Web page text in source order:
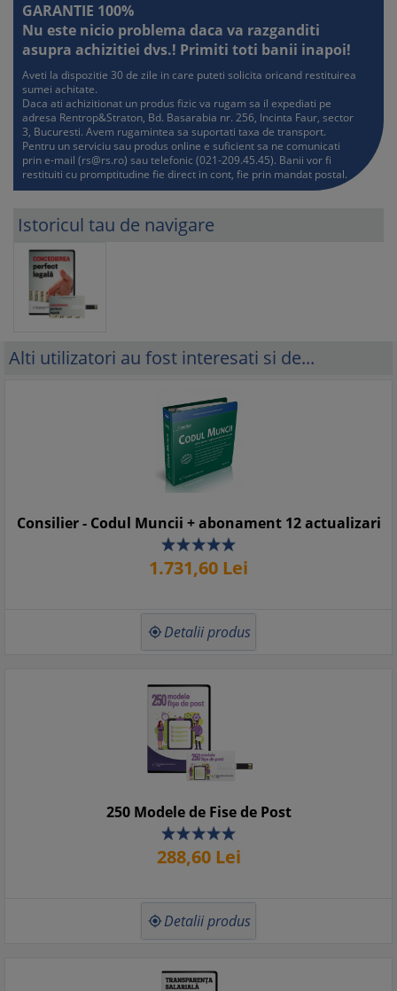
GARANTIE 100%
Nu este nicio problema daca va razganditi
asupra achizitiei dvs.! Primiti toti banii inapoi!
Aveti la dispozitie 30 de zile in care puteti solicita oricand restituirea
sumei achitate.
Daca ati achizitionat un produs fizic va rugam sa il expediati pe
adresa Rentrop&Straton, Bd. Basarabia nr. 256, Incinta Faur, sector
3, Bucuresti. Avem rugamintea sa suportati taxa de transport.
Pentru un serviciu sau produs online e suficient sa ne comunicati
prin e-mail (rs@rs.ro) sau telefonic (021-209.45.45). Banii vor fi
restituiti cu promptitudine fie direct in cont, fie prin mandat postal.
Istoricul tau de navigare
Alti utilizatori au fost interesati si de...
Consilier - Codul Muncii + abonament 12 actualizari
1.731,60 Lei
 Detalii produs
250 Modele de Fise de Post
288,60Lei
 Detalii produs